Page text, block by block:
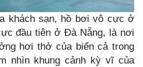
khách sạn, hồ bơi vô cực ở
đầu tiên ở Đà Nẵng, là nơi
hơi thở của biển cả trong
nhìn khung cảnh kỳ vĩ của